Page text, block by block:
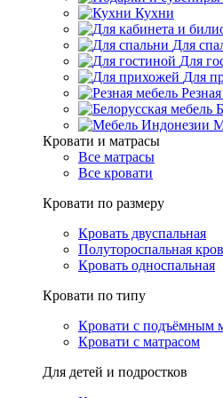
Кухни
Для
Для
Для
Кровати и матрасы
Все матрасы
Все кровати
Кровати по размеру
Кровать двуспальная
Полутороспальная
Кровать односпальная
Кровати по типу
Кровати с подъёмным
Кровати с матрасом
Для детей и подростков